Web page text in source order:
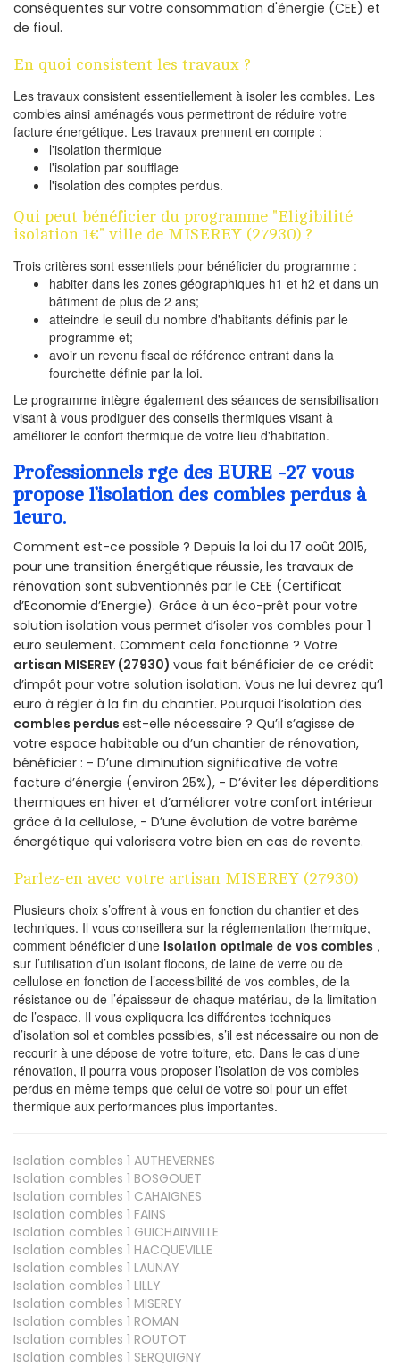
conséquentes sur votre consommation d'énergie (CEE) et
de fioul.
En quoi consistent les travaux ?
Les travaux consistent essentiellement à isoler les combles. Les
combles ainsi aménagés vous permettront de réduire votre
facture énergétique. Les travaux prennent en compte :
l'isolation thermique
l'isolation par soufflage
l'isolation des comptes perdus.
Qui peut bénéficier du programme "Eligibilité
isolation 1€" ville de MISEREY (27930) ?
Trois critères sont essentiels pour bénéficier du programme :
habiter dans les zones géographiques h1 et h2 et dans un
bâtiment de plus de 2 ans;
atteindre le seuil du nombre d'habitants définis par le
programme et;
avoir un revenu fiscal de référence entrant dans la
fourchette définie par la loi.
Le programme intègre également des séances de sensibilisation
visant à vous prodiguer des conseils thermiques visant à
améliorer le confort thermique de votre lieu d'habitation.
Professionnels rge des EURE -27 vous
propose l’isolation des combles perdus à
1euro.
Comment est-ce possible ? Depuis la loi du 17 août 2015,
pour une transition énergétique réussie, les travaux de
rénovation sont subventionnés par le CEE (Certificat
d’Economie d’Energie). Grâce à un éco-prêt pour votre
solution isolation vous permet d’isoler vos combles pour 1
euro seulement. Comment cela fonctionne ? Votre
artisan MISEREY (27930) vous fait bénéficier de ce crédit
d’impôt pour votre solution isolation. Vous ne lui devrez qu’1
euro à régler à la fin du chantier. Pourquoi l’isolation des
combles perdus est-elle nécessaire ? Qu’il s’agisse de
votre espace habitable ou d’un chantier de rénovation,
bénéficier : - D’une diminution significative de votre
facture d’énergie (environ 25%), - D’éviter les déperditions
thermiques en hiver et d’améliorer votre confort intérieur
grâce à la cellulose, - D’une évolution de votre barème
énergétique qui valorisera votre bien en cas de revente.
Parlez-en avec votre artisan MISEREY (27930)
Plusieurs choix s’offrent à vous en fonction du chantier et des
techniques. Il vous conseillera sur la réglementation thermique,
comment bénéficier d’une isolation optimale de vos combles ,
sur l’utilisation d’un isolant flocons, de laine de verre ou de
cellulose en fonction de l’accessibilité de vos combles, de la
résistance ou de l’épaisseur de chaque matériau, de la limitation
de l’espace. Il vous expliquera les différentes techniques
d’isolation sol et combles possibles, s’il est nécessaire ou non de
recourir à une dépose de votre toiture, etc. Dans le cas d’une
rénovation, il pourra vous proposer l’isolation de vos combles
perdus en même temps que celui de votre sol pour un effet
thermique aux performances plus importantes.
Isolation combles 1 AUTHEVERNES
Isolation combles 1 BOSGOUET
Isolation combles 1 CAHAIGNES
Isolation combles 1 FAINS
Isolation combles 1 GUICHAINVILLE
Isolation combles 1 HACQUEVILLE
Isolation combles 1 LAUNAY
Isolation combles 1 LILLY
Isolation combles 1 MISEREY
Isolation combles 1 ROMAN
Isolation combles 1 ROUTOT
Isolation combles 1 SERQUIGNY